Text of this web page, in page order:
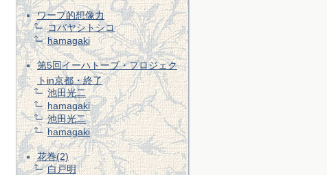
ワープ的想像力
コバヤシトシコ
hamagaki
第5回イーハトーブ・プロジェク
トin京都・終了
池田光二
hamagaki
池田光二
hamagaki
花巻(2)
白戸明